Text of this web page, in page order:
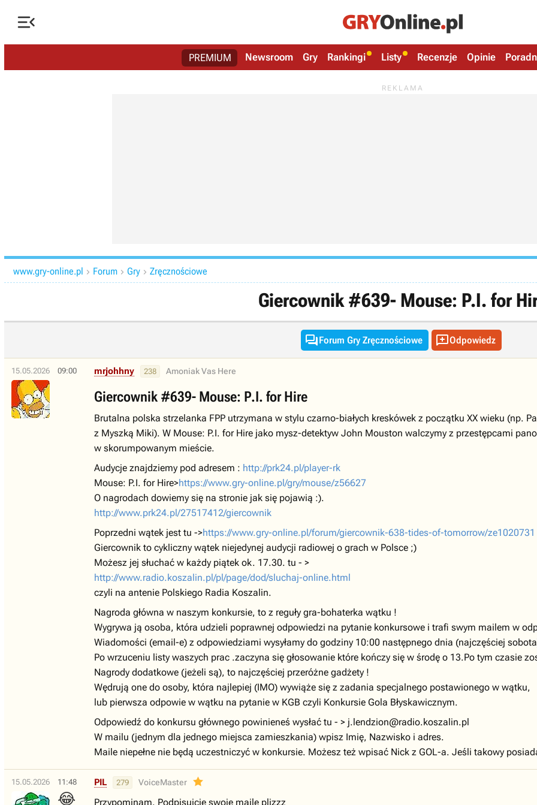

PREMIUM Newsroom Gry Rankingi Listy Recenzje Opinie
www.gry-online.pl  Forum  Gry  Zręcznościowe
Giercownik #639- Mouse: P.I. for
Forum Gry Zręcznościowe Odpowiedz
15.05.2026 09:00 mrjohhny 238 Amoniak Vas Here
Giercownik #639- Mouse: P.I. for Hire
Brutalna polska strzelanka FPP utrzymana w stylu czarno-białych kreskówek z początku XX wieku (np.
z Myszką Miki). W Mouse: P.I. for Hire jako mysz-detektyw John Mouston walczymy z przestępcami
w skorumpowanym mieście.
Audycje znajdziemy pod adresem : http://prk24.pl/player-rk
Mouse: P.I. for Hire>https://www.gry-online.pl/gry/mouse/z56627
O nagrodach dowiemy się na stronie jak się pojawią :).
http://www.prk24.pl/27517412/giercownik
Poprzedni wątek jest tu ->https://www.gry-online.pl/forum/giercownik-638-tides-of-tomorrow/ze1020731
Giercownik to cykliczny wątek niejedynej audycji radiowej o grach w Polsce ;)
Możesz jej słuchać w każdy piątek ok. 17.30. tu - >
http://www.radio.koszalin.pl/pl/page/dod/sluchaj-online.html
czyli na antenie Polskiego Radia Koszalin.
Nagroda główna w naszym konkursie, to z reguły gra-bohaterka wątku !
Wygrywa ją osoba, która udzieli poprawnej odpowiedzi na pytanie konkursowe i trafi swym mailem w
Wiadomości (email-e) z odpowiedziami wysyłamy do godziny 10:00 następnego dnia (najczęściej
Po wrzuceniu listy waszych prac .zaczyna się głosowanie które kończy się w środę o 13.Po tym czasie
Nagrody dodatkowe (jeżeli są), to najczęściej przeróżne gadżety !
Wędrują one do osoby, która najlepiej (IMO) wywiąże się z zadania specjalnego postawionego w wątku,
lub pierwsza odpowie w wątku na pytanie w KGB czyli Konkursie Gola Błyskawicznym.
Odpowiedź do konkursu głównego powinieneś wysłać tu - > j.lendzion@radio.koszalin.pl
W mailu (jednym dla jednego miejsca zamieszkania) wpisz Imię, Nazwisko i adres.
Maile niepełne nie będą uczestniczyć w konkursie. Możesz też wpisać Nick z GOL-a. Jeśli takowy
15.05.2026 11:48
😂
PIL 279 VoiceMaster
Przypominam. Podpisujcie swoje maile plizzz